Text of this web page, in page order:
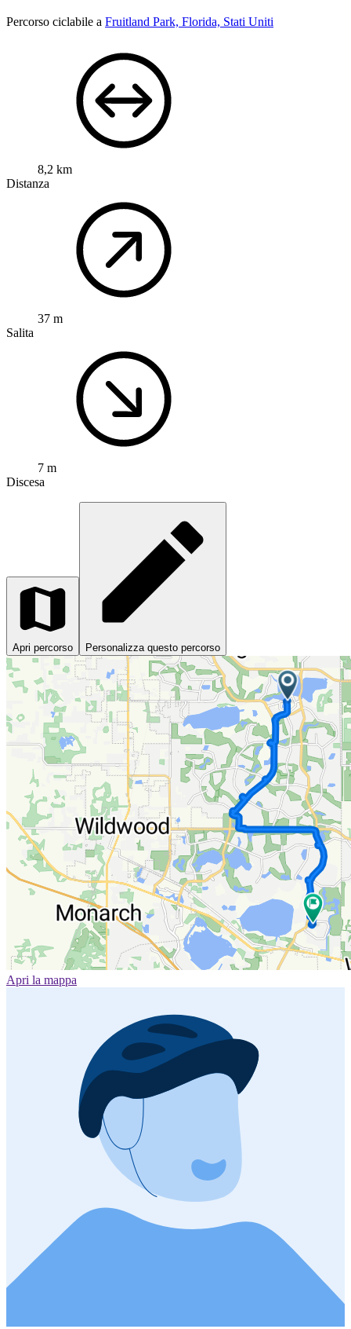
Percorso ciclabile a Fruitland Park, Florida, Stati Uniti
8,2 km
Distanza
37 m
Salita
7 m
Discesa
Apri percorso Personalizza questo percorso
Apri la mappa